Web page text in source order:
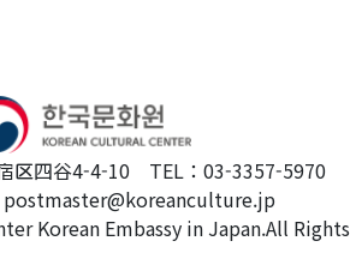
区四谷4-4-10 TEL：03-3357-5970
Korean Embassy in Japan.All Rights